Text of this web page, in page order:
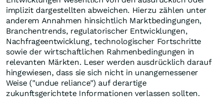
implizit dargestellten abweichen. Hierzu zählen unter
anderem Annahmen hinsichtlich Marktbedingungen,
Branchentrends, regulatorischer Entwicklungen,
Nachfrageentwicklung, technologischer Fortschritte
sowie der wirtschaftlichen Rahmenbedingungen in
relevanten Märkten. Leser werden ausdrücklich darauf
hingewiesen, dass sie sich nicht in unangemessener
Weise ("undue reliance") auf derartige
zukunftsgerichtete Informationen verlassen sollten.